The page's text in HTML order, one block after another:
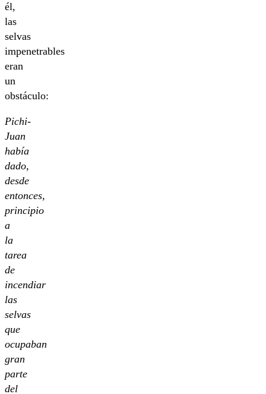
él,
las
selvas
impenetrables
eran
un
obstáculo:
Pichi-
Juan
había
dado,
desde
entonces,
principio
a
la
tarea
de
incendiar
las
selvas
que
ocupaban
gran
parte
del